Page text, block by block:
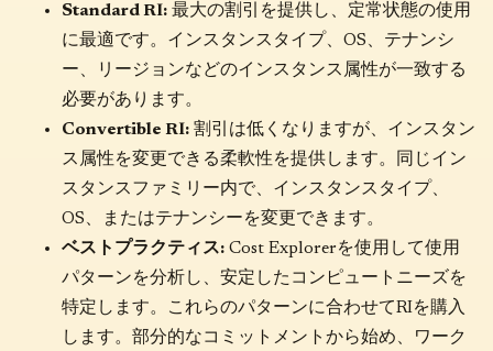
Standard RI: 最大の割引を提供し、定常状態の使用
に最適です。インスタンスタイプ、OS、テナンシ
ー、リージョンなどのインスタンス属性が一致する
必要があります。
Convertible RI: 割引は低くなりますが、インスタン
ス属性を変更できる柔軟性を提供します。同じイン
スタンスファミリー内で、インスタンスタイプ、
OS、またはテナンシーを変更できます。
ベストプラクティス: Cost Explorerを使用して使用
パターンを分析し、安定したコンピュートニーズを
特定します。これらのパターンに合わせてRIを購入
します。部分的なコミットメントから始め、ワーク